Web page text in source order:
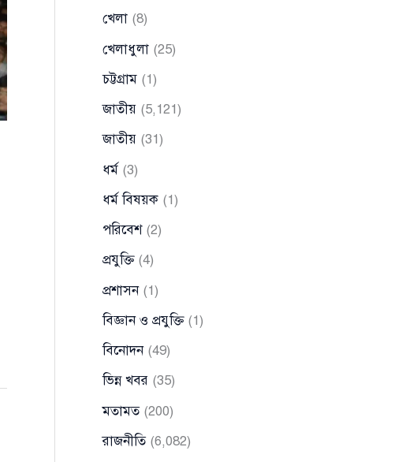
খেলা (8)
খেলাধুলা (25)
চট্টগ্রাম (1)
জাতীয় (5,121)
জাতীয় (31)
ধর্ম (3)
ধর্ম বিষয়ক (1)
পরিবেশ(2)
প্রযুক্তি(4)
প্রশাসন(1)
বিজ্ঞান ও প্রযুক্তি(1)
বিনোদন(49)
ভিন্ন খবর (35)
মতামত(200)
রাজনীতি(6,082)